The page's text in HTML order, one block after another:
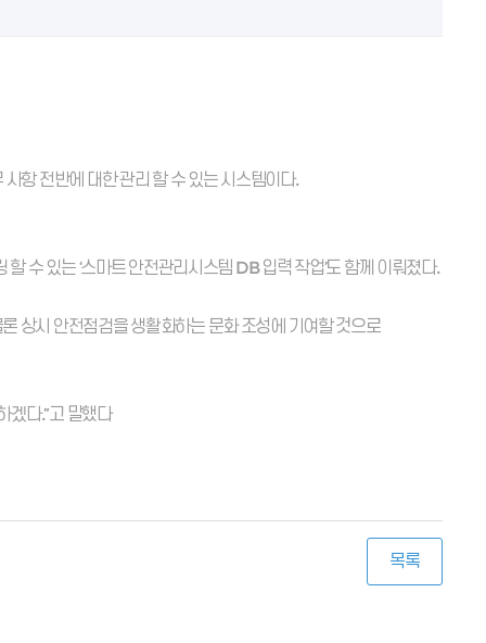
항 전반에 대한 관리 할 수 있는 시스템이다.
수 있는 ‘스마트 안전관리시스템 DB 입력 작업’도 함께 이뤄졌다.
상시 안전점검을 생활화하는 문화 조성에 기여할 것으로
겠다.”고 말했다
목록